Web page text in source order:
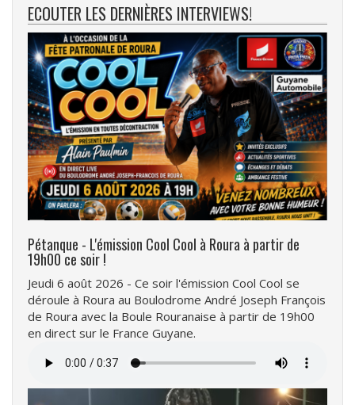
ECOUTER LES DERNIÈRES INTERVIEWS!
Pétanque - L'émission Cool Cool à Roura à partir de
19h00 ce soir !
Jeudi 6 août 2026 - Ce soir l'émission Cool Cool se
déroule à Roura au Boulodrome André Joseph François
de Roura avec la Boule Rouranaise à partir de 19h00
en direct sur le France Guyane.
audio